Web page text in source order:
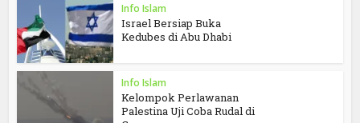
Info Islam
Israel Bersiap Buka
Kedubes di Abu Dhabi
Info Islam
Kelompok Perlawanan
Palestina Uji Coba Rudal di